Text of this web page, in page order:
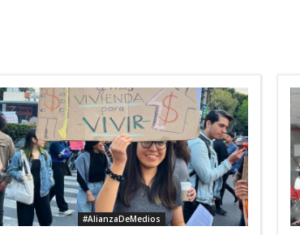
#AlianzaDeMedios